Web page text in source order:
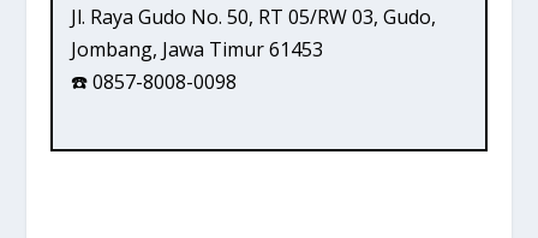
Jl. Raya Gudo No. 50, RT 05/RW 03, Gudo,
Jombang, Jawa Timur 61453
☎️ 0857-8008-0098